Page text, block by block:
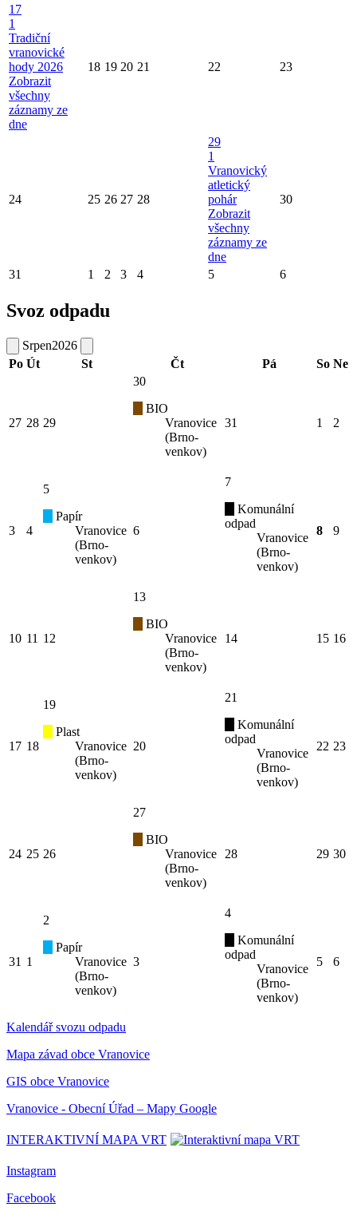
17
1
Tradiční
vranovické
hody 2026
Zobrazit
všechny
záznamy ze
dne
18 19 20 21 22 23
24 25 26 27 28
29
1
Vranovický
atletický
pohár
Zobrazit
všechny
záznamy ze
dne
30
31 1 2 3 4 5 6
Svoz odpadu
Srpen2026
Po Út St Čt Pá So Ne
27 28 29
30
BIO
Vranovice
(Brno-
venkov)
31 1 2
3 4
5
Papír
Vranovice
(Brno-
venkov)
6
7
Komunální
odpad
Vranovice
(Brno-
venkov)
8 9
10 11 12
13
BIO
Vranovice
(Brno-
venkov)
14 15 16
17 18
19
Plast
Vranovice
(Brno-
venkov)
20
21
Komunální
odpad
Vranovice
(Brno-
venkov)
22 23
24 25 26
27
BIO
Vranovice
(Brno-
venkov)
28 29 30
31 1
2
Papír
Vranovice
(Brno-
venkov)
3
4
Komunální
odpad
Vranovice
(Brno-
venkov)
5 6
Kalendář svozu odpadu
Mapa závad obce Vranovice
GIS obce Vranovice
Vranovice - Obecní Úřad – Mapy Google
INTERAKTIVNÍ MAPA VRT
Instagram
Facebook